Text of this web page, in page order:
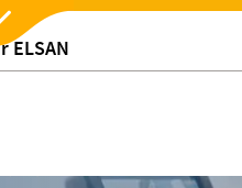
ELSAN
menu